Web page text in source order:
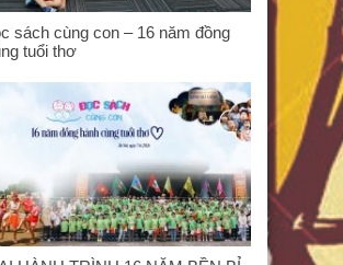
sách cùng con – 16 năm đồng
tuổi thơ